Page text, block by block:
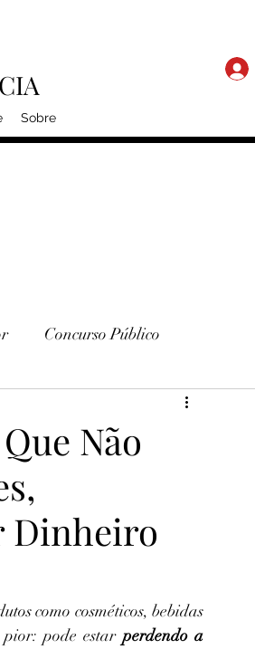
Sobre
Concurso Público
Não
Dinheiro
como cosméticos, bebidas
pode estar perdendo a